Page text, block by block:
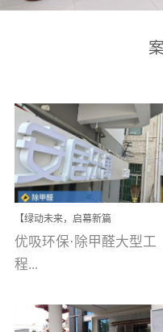
【绿动未来，启幕新篇
章】优吸环保中标深圳安
居乐寓，超大型工装室内
空气治理项目顺利启航，
优吸环保·除甲醛大型工
程...